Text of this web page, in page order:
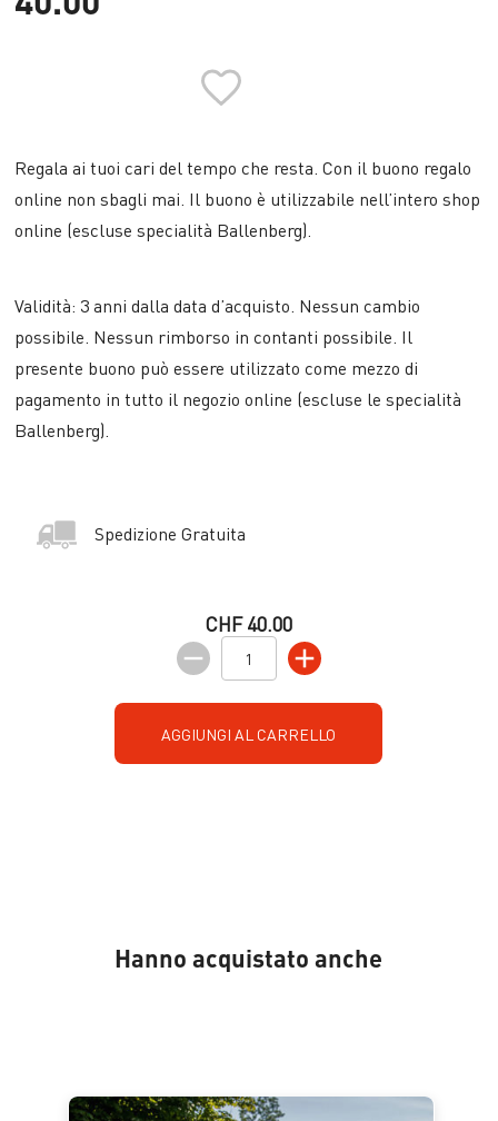
Regala ai tuoi cari del tempo che resta. Con il buono regalo
online non sbagli mai. Il buono è utilizzabile nell’intero shop
online (escluse specialità Ballenberg).
Validità: 3 anni dalla data d’acquisto. Nessun cambio
possibile. Nessun rimborso in contanti possibile. Il
presente buono può essere utilizzato come mezzo di
pagamento in tutto il negozio online (escluse le specialità
Ballenberg).
Spedizione Gratuita
CHF 40.00
AGGIUNGI AL CARRELLO
Hanno acquistato anche